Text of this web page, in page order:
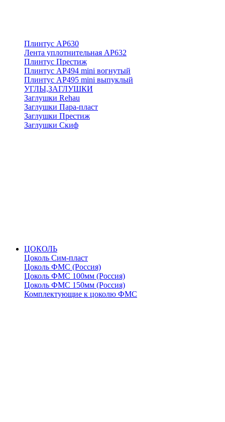
Плинтус АР630
Лента уплотнительная АР632
Плинтус Престиж
Плинтус АР494 mini вогнутый
Плинтус АР495 mini выпуклый
УГЛЫ,ЗАГЛУШКИ
Заглушки Rehau
Заглушки Пара-пласт
Заглушки Престиж
Заглушки Скиф
ЦОКОЛЬ
Цоколь Сим-пласт
Цоколь ФМС (Россия)
Цоколь ФМС 100мм (Россия)
Цоколь ФМС 150мм (Россия)
Комплектующие к цоколю ФМС